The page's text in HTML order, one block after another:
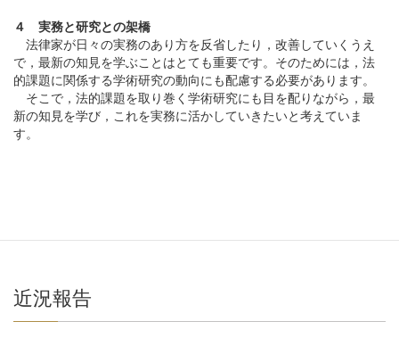
４ 実務と研究との架橋
法律家が日々の実務のあり方を反省したり，改善していくうえ
で，最新の知見を学ぶことはとても重要です。そのためには，法
的課題に関係する学術研究の動向にも配慮する必要があります。
そこで，法的課題を取り巻く学術研究にも目を配りながら，最
新の知見を学び，これを実務に活かしていきたいと考えていま
す。
近況報告